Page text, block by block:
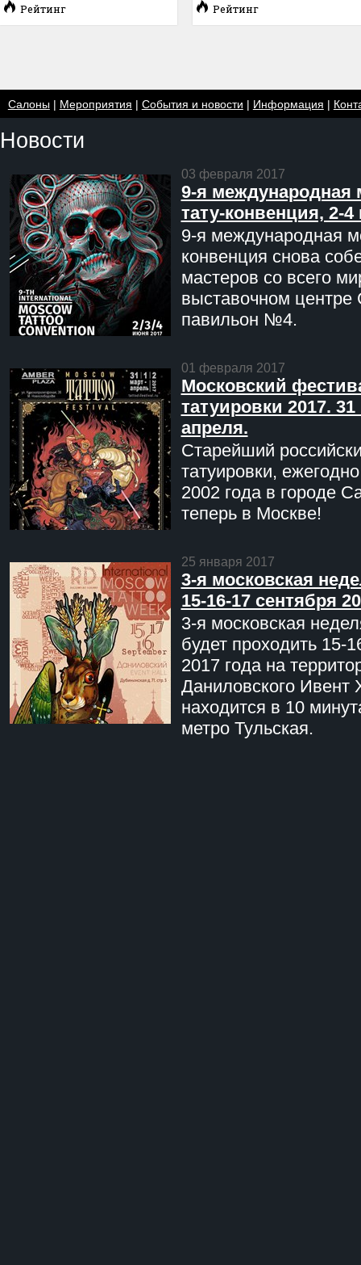
Рейтинг Рейтинг
Салоны| Мероприятия | События и новости | Информация |
Новости
03 февраля 2017
9-я международная
тату-конвенция, 2-
9-я международная
конвенция снова
мастеров со всего
выставочном центре
павильон №4.
01 февраля 2017
Московский
татуировки 2017. 31
апреля.
Старейший
татуировки,
2002 года в городе
теперь в Москве!
25 января 2017
3-я московская
15-16-17 сентября
3-я московская
будет проходить 15-
2017 года на
Даниловского Ивент
находится в 10
метро Тульская.